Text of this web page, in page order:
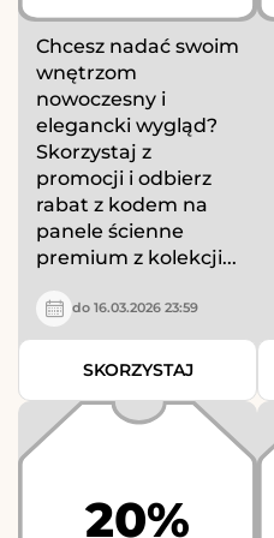
Chcesz nadać swoim
wnętrzom
nowoczesny i
elegancki wygląd?
Skorzystaj z
promocji i odbierz
rabat z kodem na
panele ścienne
premium z kolekcji...
do 16.03.2026 23:59
SKORZYSTAJ
20%